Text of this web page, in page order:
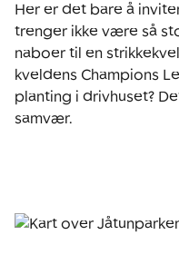
Her er det bare å
trenger ikke være så
naboer til en
kveldens Champions
planting i drivhuset?
samvær.